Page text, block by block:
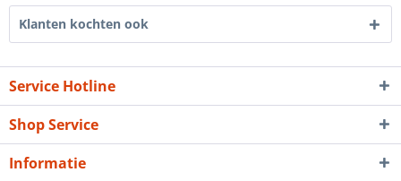
Klanten kochten ook
Service Hotline
Shop Service
Informatie